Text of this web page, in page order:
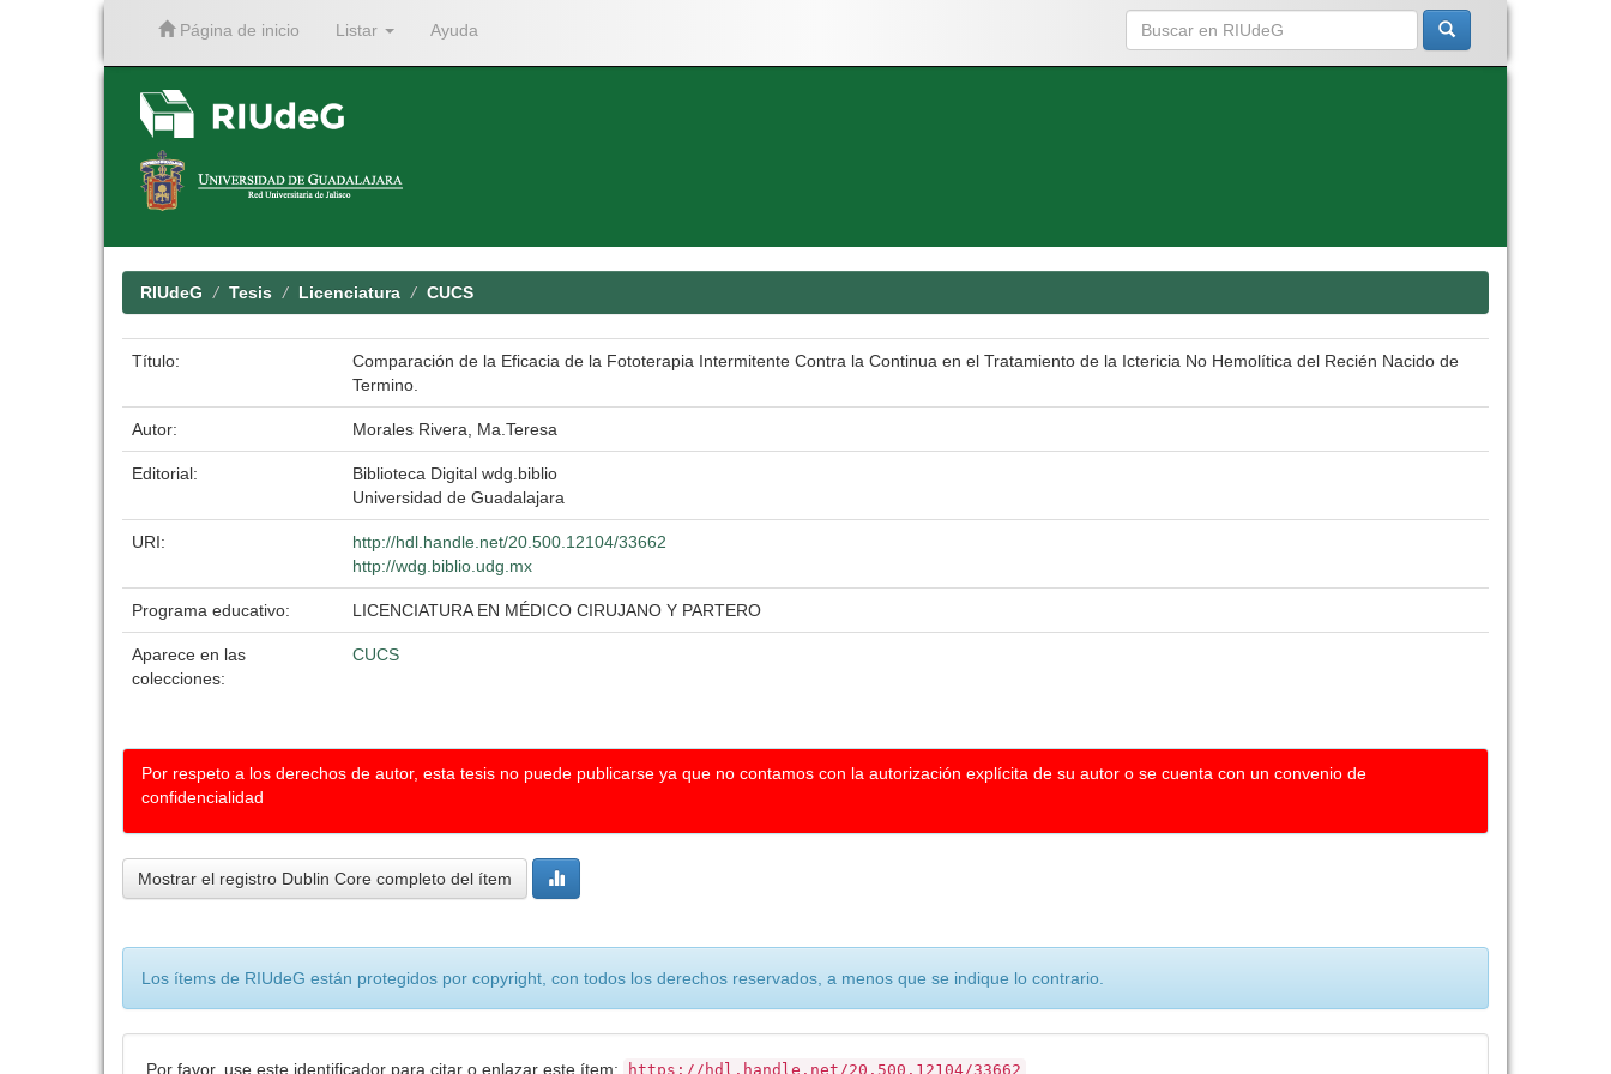
Página de inicio Listar Ayuda
RIUdeG Tesis Licenciatura CUCS
Título:
Comparación de la Eficacia de la Fototerapia Intermitente Contra la Continua en el Tratamiento de la Ictericia No Hemolítica del Recién Nacido de
Termino.
Autor: Morales Rivera, Ma.Teresa
Editorial:
Biblioteca Digital wdg.biblio
Universidad de Guadalajara
URI:
http://hdl.handle.net/20.500.12104/33662
http://wdg.biblio.udg.mx
Programa educativo: LICENCIATURA EN MÉDICO CIRUJANO Y PARTERO
Aparece en las
colecciones:
CUCS
Por respeto a los derechos de autor, esta tesis no puede publicarse ya que no contamos con la autorización explícita de su autor o se cuenta con un convenio de
confidencialidad
Mostrar el registro Dublin Core completo del ítem
Los ítems de RIUdeG están protegidos por copyright, con todos los derechos reservados, a menos que se indique lo contrario.
Por favor, use este identificador para citar o enlazar este ítem: https://hdl.handle.net/20.500.12104/33662